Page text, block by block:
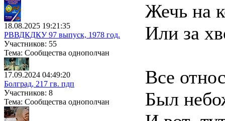
18.08.2025 19:21:35
РВВДКДКУ 97 выпуск, 1978 год.
Участников: 55
Тема: Сообщества однополчан
17.09.2024 04:49:20
Болград, 217 гв. пдп
Участников: 8
Тема: Сообщества однополчан
Жечь на
Или за
Все
Был